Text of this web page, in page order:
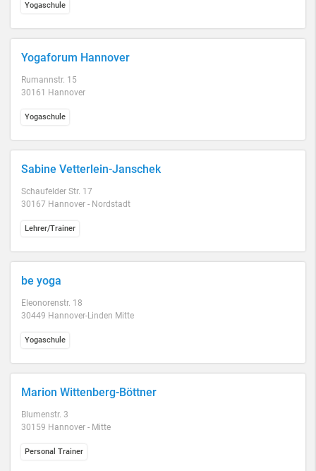
Yogaschule
Yogaforum Hannover
Rumannstr. 15
30161 Hannover
Yogaschule
Sabine Vetterlein-Janschek
Schaufelder Str. 17
30167 Hannover - Nordstadt
Lehrer/Trainer
be yoga
Eleonorenstr. 18
30449 Hannover-Linden Mitte
Yogaschule
Marion Wittenberg-Böttner
Blumenstr. 3
30159 Hannover - Mitte
Personal Trainer